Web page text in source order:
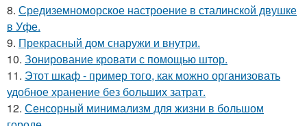
8. Средиземноморское настроение в сталинской двушке
в Уфе.
9. Прекрасный дом снаружи и внутри.
10. Зонирование кровати с помощью штор.
11. Этот шкаф - пример того, как можно организовать
удобное хранение без больших затрат.
12. Сенсорный минимализм для жизни в большом